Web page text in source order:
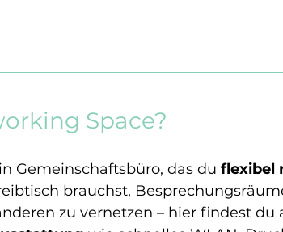
Space?
Gemeinschaftsbüro, das du flexibel
brauchst,
zu vernetzen – hier findest du